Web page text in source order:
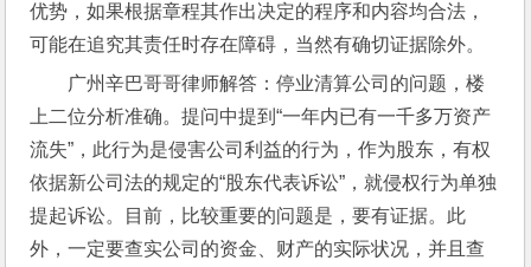
优势，如果根据章程其作出决定的程序和内容均合法，
可能在追究其责任时存在障碍，当然有确切证据除外。
广州辛巴哥哥律师解答：停业清算公司的问题，楼
上二位分析准确。提问中提到“一年内已有一千多万资产
流失”，此行为是侵害公司利益的行为，作为股东，有权
依据新公司法的规定的“股东代表诉讼”，就侵权行为单独
提起诉讼。目前，比较重要的问题是，要有证据。此
外，一定要查实公司的资金、财产的实际状况，并且查